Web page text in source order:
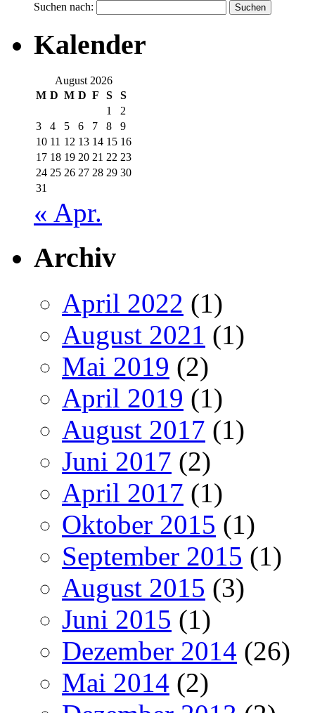
Suchen nach:
Kalender
August 2026
M D M D F S
S
1
2
3
4 5 6 7 8
9
10 11 12 13 14 15 16
17 18 19 20 21 22 23
24 25 26 27 28 29 30
31
« Apr.
Archiv
April 2022 (1)
August 2021 (1)
Mai 2019 (2)
April 2019 (1)
August 2017 (1)
Juni 2017 (2)
April 2017 (1)
Oktober 2015 (1)
September 2015 (1)
August 2015 (3)
Juni 2015 (1)
Dezember 2014 (26)
Mai 2014 (2)